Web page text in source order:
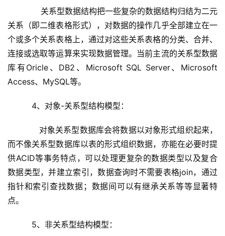
关系型数据结构把一些复杂的数据结构归结为二元
关系（即二维表格形式），对数据的操作几乎全部建立在一
个或多个关系表格上，通过对这些关系表格的分类、合并、
连接或选取等运算来实现数据管理。当前主流的关系型数据
库有Oricle、DB2、Microsoft SQL Server、Microsoft
Access、MySQL等。
4、对象-关系型结构模型：
对象关系型数据库会将数据以对象形式组织起来，
而不像关系型数据库以表的形式组织数据，亦能在必要时提
供ACID等事务特点，可以处理更复杂的数据类型以及复合
数据类型，并建立索引，数据查询时不需要表格join，通过
指针和索引查找数据；数据间可以有继承关系等等显著特
点。
5、非关系型结构模型：